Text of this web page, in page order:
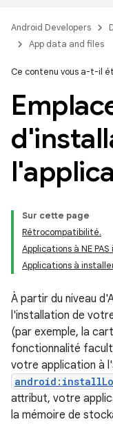
Android Developers
App data and files
Ce contenu vous a-t-il
Sur cette page
Rétrocompatibilité.
Applications à NE
Applications à
À partir du niveau
l'installation de
(par exemple, la
fonctionnalité
votre application à
attribut, votre
la mémoire de